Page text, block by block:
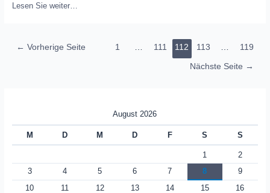
Lesen Sie weiter…
Seitennummerierung
← Vorherige Seite 1 111 112 113 119
Nächste Seite →
August 2026
M D M D F S S
1
2
3
4 5 6 7 8
9
10
11 12 13 14 15
16